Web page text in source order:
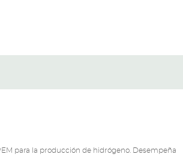
para la producción de hidrógeno. Desempeña